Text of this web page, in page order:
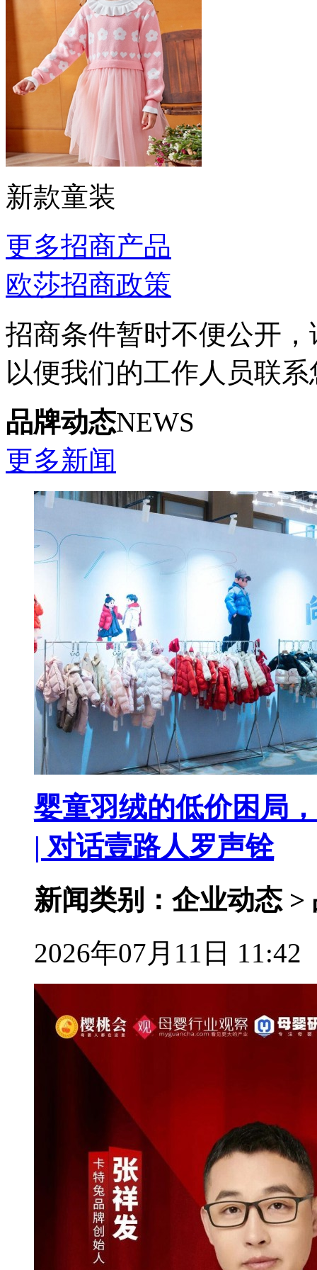
新款童装
更多招商产品
欧莎招商政策
招商条件暂时不便公开
以便我们的工作人员联
品牌动态NEWS
更多新闻
婴童羽绒的低价困局
| 对话壹路人罗声铨
新闻类别：企业动态 >
2026年07月11日 11:42